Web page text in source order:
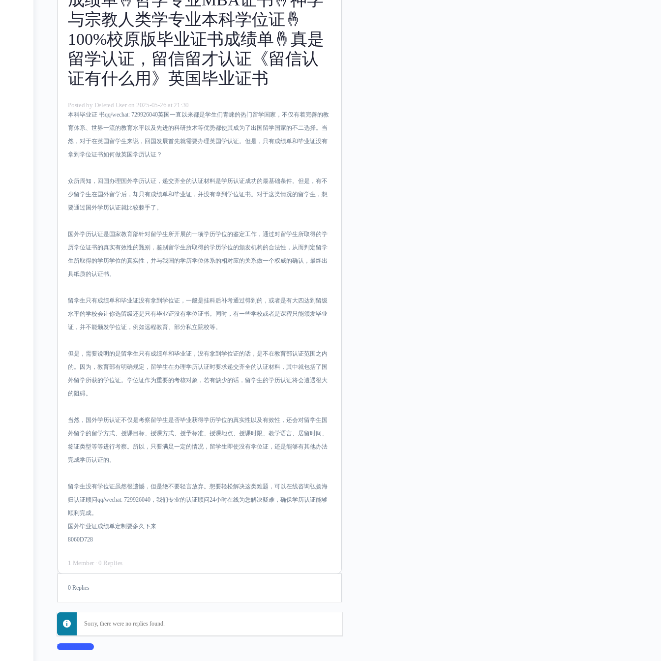
与宗教人类学专业本科学位证🤞
100%校原版毕业证书成绩单🤞真是
留学认证，留信留才认证《留信认
证有什么用》英国毕业证书
Posted by Deleted User on 2025-05-26 at 21:30
本科毕业证 书qq/wechat: 729926040英国一直以来都是学生们青睐的热门留学国家，不仅有着完善的教
育体系、世界一流的教育水平以及先进的科研技术等优势都使其成为了出国留学国家的不二选择。当
然，对于在英国留学生来说，回国发展首先就需要办理英国学认证。但是，只有成绩单和毕业证没有
拿到学位证书如何做英国学历认证？
众所周知，回国办理国外学历认证，递交齐全的认证材料是学历认证成功的最基础条件。但是，有不
少留学生在国外留学后，却只有成绩单和毕业证，并没有拿到学位证书。对于这类情况的留学生，想
要通过国外学历认证就比较棘手了。
国外学历认证是国家教育部针对留学生所开展的一项学历学位的鉴定工作，通过对留学生所取得的学
历学位证书的真实有效性的甄别，鉴别留学生所取得的学历学位的颁发机构的合法性，从而判定留学
生所取得的学历学位的真实性，并与我国的学历学位体系的相对应的关系做一个权威的确认，最终出
具纸质的认证书。
留学生只有成绩单和毕业证没有拿到学位证，一般是挂科后补考通过得到的，或者是有大四达到留级
水平的学校会让你选留级还是只有毕业证没有学位证书。同时，有一些学校或者是课程只能颁发毕业
证，并不能颁发学位证，例如远程教育、部分私立院校等。
但是，需要说明的是留学生只有成绩单和毕业证，没有拿到学位证的话，是不在教育部认证范围之内
的。因为，教育部有明确规定，留学生在办理学历认证时要求递交齐全的认证材料，其中就包括了国
外留学所获的学位证。学位证作为重要的考核对象，若有缺少的话，留学生的学历认证将会遭遇很大
的阻碍。
当然，国外学历认证不仅是考察留学生是否毕业获得学历学位的真实性以及有效性，还会对留学生国
外留学的留学方式、授课目标、授课方式、授予标准、授课地点、授课时限、教学语言、居留时间、
签证类型等等进行考察。所以，只要满足一定的情况，留学生即使没有学位证，还是能够有其他办法
完成学历认证的。
留学生没有学位证虽然很遗憾，但是绝不要轻言放弃。想要轻松解决这类难题，可以在线咨询弘扬海
归认证顾问qq/wechat: 729926040，我们专业的认证顾问24小时在线为您解决疑难，确保学历认证能够
顺利完成。
国外毕业证成绩单定制要多久下来
8060D728
1 Member · 0 Replies
0 Replies
Sorry, there were no replies found.
Log In to Reply